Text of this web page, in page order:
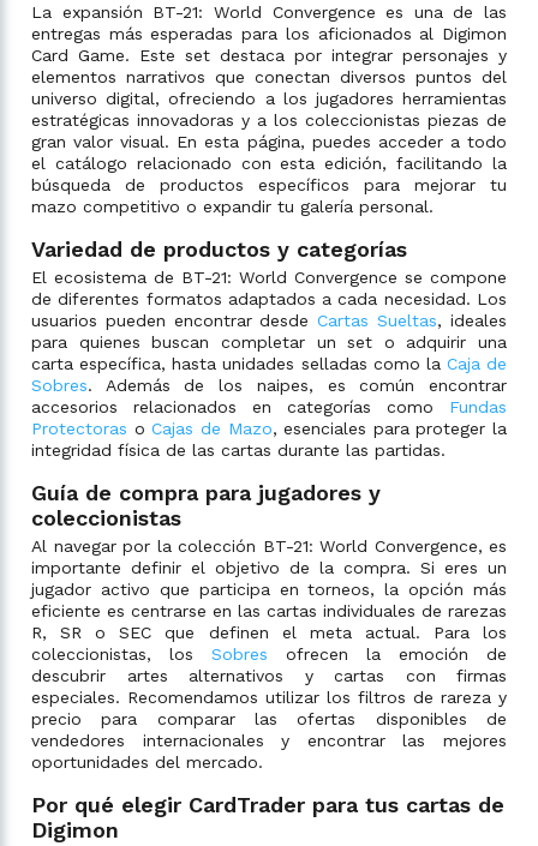
La expansión BT-21: World Convergence es una de las
entregas más esperadas para los aficionados al Digimon
Card Game. Este set destaca por integrar personajes y
elementos narrativos que conectan diversos puntos del
universo digital, ofreciendo a los jugadores herramientas
estratégicas innovadoras y a los coleccionistas piezas de
gran valor visual. En esta página, puedes acceder a todo
el catálogo relacionado con esta edición, facilitando la
búsqueda de productos específicos para mejorar tu
mazo competitivo o expandir tu galería personal.
Variedad de productos y categorías
El ecosistema de BT-21: World Convergence se compone
de diferentes formatos adaptados a cada necesidad. Los
usuarios pueden encontrar desdeCartas Sueltas, ideales
para quienes buscan completar un set o adquirir una
carta específica, hasta unidades selladas como la Caja de
Sobres. Además de los naipes, es común encontrar
accesorios relacionados en categorías como Fundas
Protectoras oCajas de Mazo, esenciales para proteger la
integridad física de las cartas durante las partidas.
Guía de compra para jugadores y
coleccionistas
Al navegar por la colección BT-21: World Convergence, es
importante definir el objetivo de la compra. Si eres un
jugador activo que participa en torneos, la opción más
eficiente es centrarse en las cartas individuales de rarezas
R, SR o SEC que definen el meta actual. Para los
coleccionistas, los Sobres ofrecen la emoción de
descubrir artes alternativos y cartas con firmas
especiales. Recomendamos utilizar los filtros de rareza y
precio para comparar las ofertas disponibles de
vendedores internacionales y encontrar las mejores
oportunidades del mercado.
Por qué elegir CardTrader para tus cartas de
Digimon